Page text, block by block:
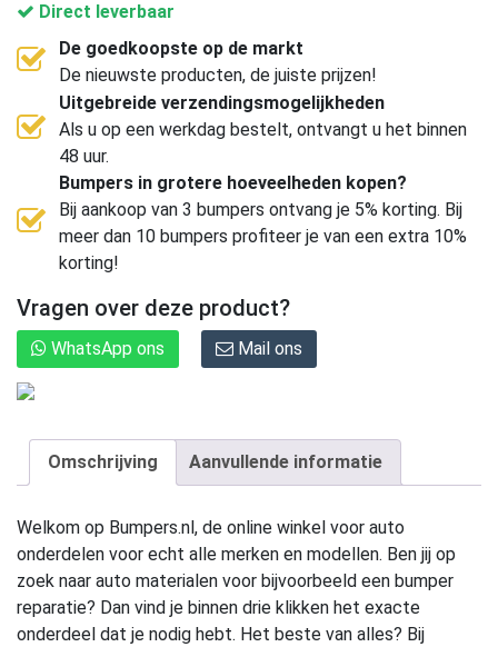
Direct leverbaar
De goedkoopste op de markt
De nieuwste producten, de juiste prijzen!
Uitgebreide verzendingsmogelijkheden
Als u op een werkdag bestelt, ontvangt u het binnen
48 uur.
Bumpers in grotere hoeveelheden kopen?
Bij aankoop van 3 bumpers ontvang je 5% korting. Bij
meer dan 10 bumpers profiteer je van een extra 10%
korting!
Vragen over deze product?
WhatsApp ons Mail ons
Omschrijving Aanvullende informatie
Welkom op Bumpers.nl, de online winkel voor auto
onderdelen voor echt alle merken en modellen. Ben jij op
zoek naar auto materialen voor bijvoorbeeld een bumper
reparatie? Dan vind je binnen drie klikken het exacte
onderdeel dat je nodig hebt. Het beste van alles? Bij